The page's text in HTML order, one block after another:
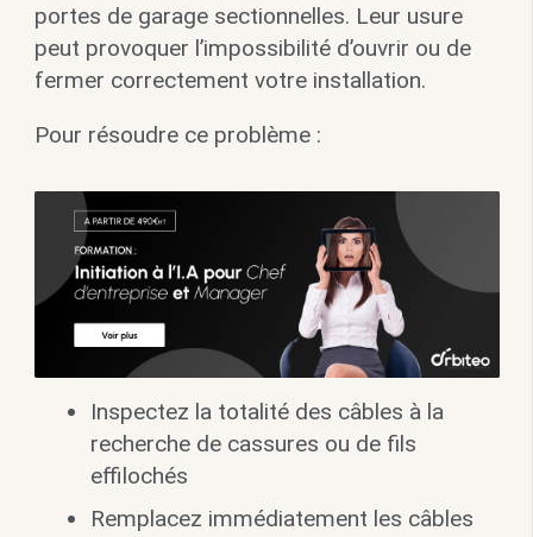
portes de garage sectionnelles. Leur usure
peut provoquer l’impossibilité d’ouvrir ou de
fermer correctement votre installation.
Pour résoudre ce problème :
Inspectez la totalité des câbles à la
recherche de cassures ou de fils
effilochés
Remplacez immédiatement les câbles